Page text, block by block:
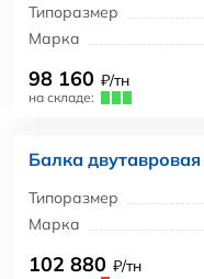
Типоразмер
Марка
98 160 ₽/тн
на складе:
Балка
Типоразмер
Марка
102 880 ₽/тн